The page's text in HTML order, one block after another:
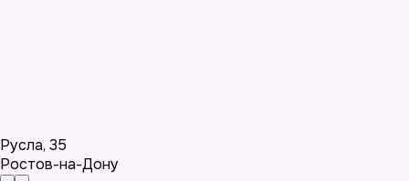
Русла, 35
Ростов-на-Дону